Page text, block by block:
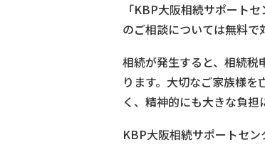
「KBP大阪相続サポート
のご相談については無料で
相続が発生すると、相続税
ります。大切なご家族様
く、精神的にも大きな負担
KBP大阪相続サポートセ